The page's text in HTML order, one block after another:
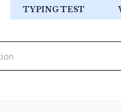
TYPING TEST